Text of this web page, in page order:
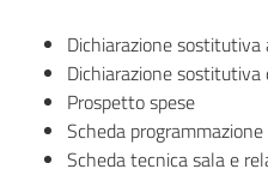
Dichiarazione
Dichiarazione
Prospetto spese
Scheda
Scheda tecnica sala e